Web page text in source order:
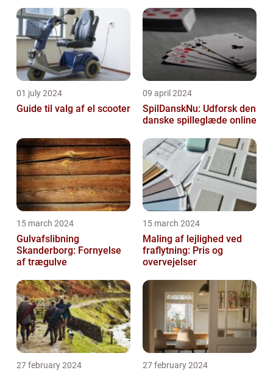
01 july 2024
Guide til valg af el scooter
09 april 2024
SpilDanskNu: Udforsk den
danske spilleglæde online
15 march 2024
Gulvafslibning
Skanderborg: Fornyelse
af trægulve
15 march 2024
Maling af lejlighed ved
fraflytning: Pris og
overvejelser
27 february 2024 27 february 2024